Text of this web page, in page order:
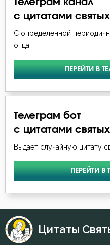
Воплощение
Воскресение
Гнев
Гордость
Господь
Грех
Добро
Тихон Задонский
Феодор Студит
Феофан Затворник
Телеграм канал
с цитатами святых
С определенной
отца
ПЕРЕЙТИ В
Телеграм бот
с цитатами святых
Выдает случайную цитату
ПЕРЕЙТИ В
Цитаты